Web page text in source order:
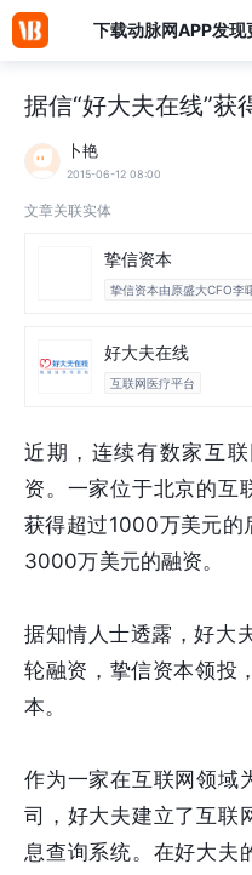
下载动脉网APP发现
据信“好大夫在线”
卜艳
2015-06-12 08:00
文章关联实体
挚信资本
挚信资本由原盛大CFO李
好大夫在线
互联网医疗平台
近期，连续有数家互
资。一家位于北京的互
获得超过1000万美元的
3000万美元的融资。
据知情人士透露，好大
轮融资，挚信资本领投
本。
作为一家在互联网领域
司，好大夫建立了互联
息查询系统。在好大夫